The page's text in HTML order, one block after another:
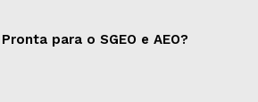
para o SGEO e AEO?